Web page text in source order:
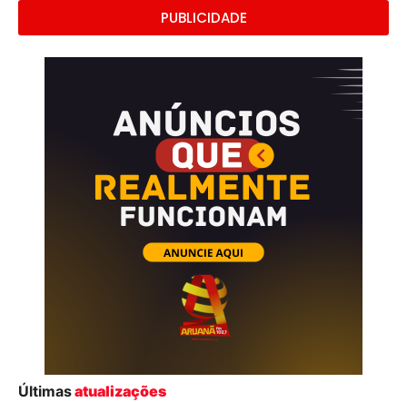
PUBLICIDADE
Últimasatualizações